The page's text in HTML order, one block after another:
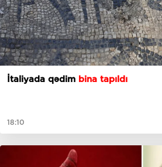
İtaliyada qədim bina tapıldı
18:10